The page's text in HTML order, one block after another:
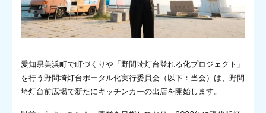
愛知県美浜町で町づくりや「野間埼灯台登れる化プロジェクト」
を行う野間埼灯台ポータル化実行委員会（以下：当会）は、野間
埼灯台前広場で新たにキッチンカーの出店を開始します。